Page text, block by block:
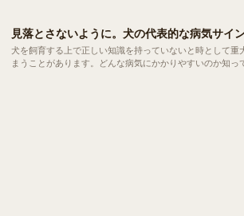
見落とさないように。犬の代表的な病気サイ
犬を飼育する上で正しい知識を持っていないと時として重
まうことがあります。どんな病気にかかりやすいのか知っ